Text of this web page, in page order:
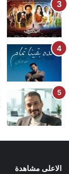
الاعلى مشاهدة